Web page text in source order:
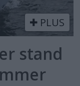
PLUS
stand